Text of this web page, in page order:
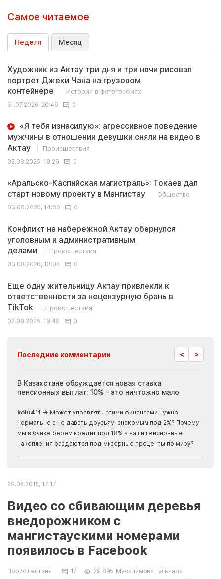
Самое читаемое
Неделя Месяц
Художник из Актау три дня и три ночи рисовал
портрет Джеки Чана на грузовом
контейнере
История в фотографиях
31.07.2026, 20:46
0
«Я тебя изнасилую»: агрессивное поведение
мужчины в отношении девушки сняли на видео в
Актау
Происшествия
02.08.2026, 18:29
0
«Аральско-Каспийская магистраль»: Токаев дал
старт новому проекту в Мангистау
Общество
03.08.2026, 14:00
0
Конфликт на набережной Актау обернулся
уголовным и административным
делами
Происшествия
03.08.2026, 13:04
0
Еще одну жительницу Актау привлекли к
ответственности за нецензурную брань в
TikTok
Происшествия
02.08.2026, 19:48
0
Последние комментарии < >
В Казахстане обсуждается новая ставка
пенсионных выплат: 10% - это ничтожно мало
kolu411 → Может управлять этими финансами нужно
нормально а не давать друзьям-знакомым под 2%? Почему
мы в банке берем кредит под 18% а наши пенсионные
накопления раздаются под мизерные проценты по миру?
29.05.2015, 17:17
Видео со сбивающим деревья
внедорожником с
мангистаускими номерами
появилось в Facebook
Происшествия 17 29 895 Мусалимова Гульнара